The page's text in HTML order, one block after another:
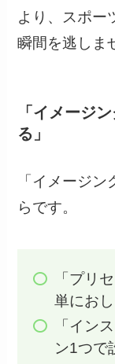
より、スポー
瞬間を逃しま
「イメージ
る」
「イメージ
らです。
「プリ
単にお
「イン
ン1つで